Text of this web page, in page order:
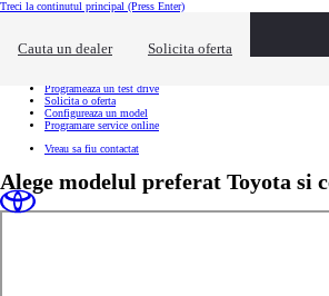
Treci la continutul principal (Press Enter)
Cauta un dealer Solicita oferta
Ai nevoie de informatii suplimentare? Click pentru a inchide
Programeaza un test drive
Solicita o oferta
Configureaza un model
Programare service online
Vreau sa fiu contactat
Alege modelul preferat Toyota si